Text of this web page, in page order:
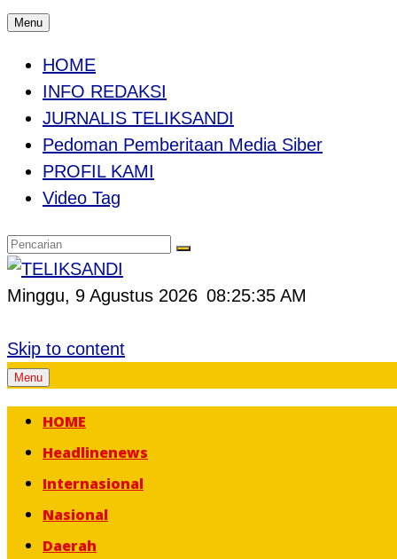
Menu
HOME
INFO REDAKSI
JURNALIS TELIKSANDI
Pedoman Pemberitaan Media Siber
PROFIL KAMI
Video Tag
Minggu, 9 Agustus 2026 08:25:36 AM
Skip to content
Menu
HOME
Headlinenews
Internasional
Nasional
Daerah